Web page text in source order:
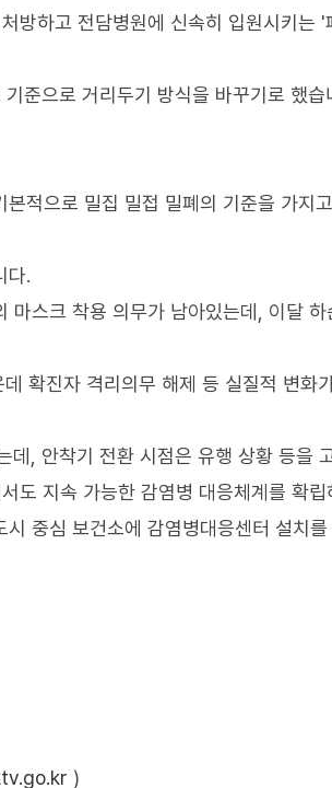
방하고 전담병원에 신속히 입원시키는
준으로 거리두기 방식을 바꾸기로 했습
적으로 밀집 밀접 밀폐의 기준을 가지
다.
스크 착용 의무가 남아있는데, 이달
확진자 격리의무 해제 등 실질적 변화
, 안착기 전환 시점은 유행 상황 등을
도 지속 가능한 감염병 대응체계를 확립
중심 보건소에 감염병대응센터 설치
)